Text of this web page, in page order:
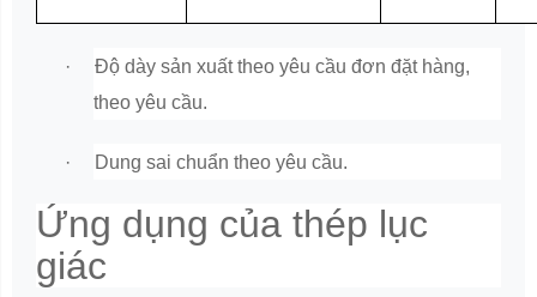
·
Độ dày sản xuất theo yêu cầu đơn đặt hàng,
theo yêu cầu.
· Dung sai chuẩn theo yêu cầu.
Ứng dụng của thép lục
giác